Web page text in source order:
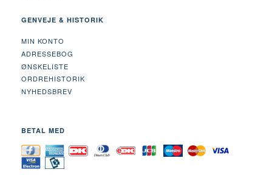
GENVEJE & HISTORIK
MIN KONTO
ADRESSEBOG
ØNSKELISTE
ORDREHISTORIK
NYHEDSBREV
BETAL MED